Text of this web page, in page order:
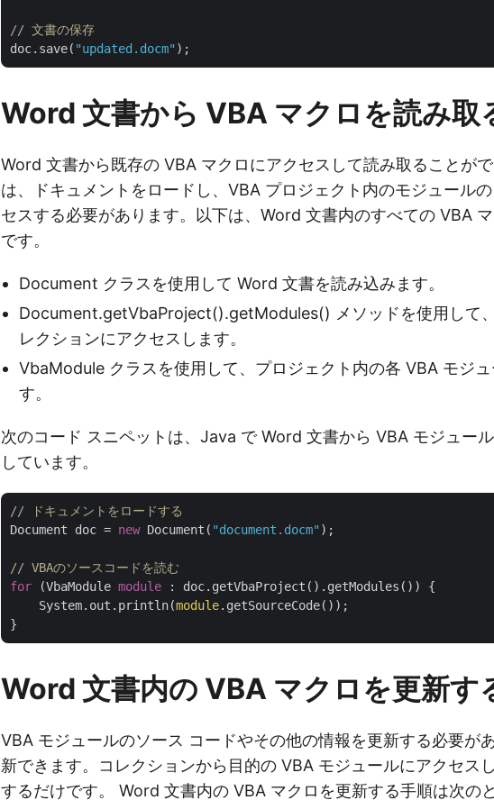
// 文書の保存
doc.save( "updated.docm"
Word 文書から VBA マクロを読み取
Word 文書から既存の VBA マクロにアクセスして読み取ることが
は、ドキュメントをロードし、VBA プロジェクト内のモジュール
セスする必要があります。以下は、Word 文書内のすべての VBA
です。
Document クラスを使用して Word 文書を読み込みます。
Document.getVbaProject().getModules() メソッドを使用して
レクションにアクセスします。
VbaModule クラスを使用して、プロジェクト内の各 VBA モジュ
す。
次のコード スニペットは、Java で Word 文書から VBA モジュー
しています。
// ドキュメントをロードする
Document doc = new Document( "document.docm" );
// VBAのソースコードを読む
for (VbaModule module : doc.getVbaProject().getModules()) {
    System.out.println(
module.getSourceCode());
Word 文書内の VBA マクロを更新す
VBA モジュールのソース コードやその他の情報を更新する必要が
新できます。コレクションから目的の VBA モジュールにアクセス
するだけです。 Word 文書内の VBA マクロを更新する手順は次の